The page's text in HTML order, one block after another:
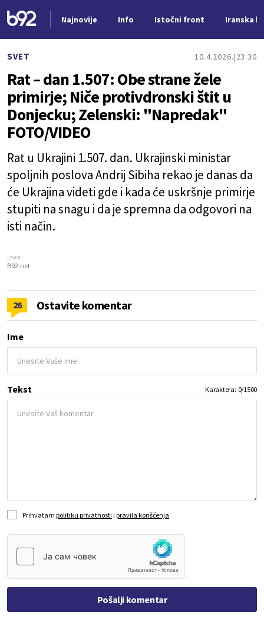
Najnovije Info Istočni front Iranska
SVET 10.4.2026. 23:30
Rat – dan 1.507: Obe strane žele
primirje; Niče protivdronski štit u
Donjecku; Zelenski: "Napredak"
FOTO/VIDEO
Rat u Ukrajini 1.507. dan. Ukrajinski ministar
spoljnih poslova Andrij Sibiha rekao je danas da
će Ukrajina videti gde i kada će uskršnje primirje
stupiti na snagu i da je spremna da odgovori na
isti način.
Izvor:
B92.net
26 Ostavite komentar
Ime
Tekst Karaktera: 0/1500
Prihvatam politiku privatnosti i pravila korišćenja
Pošalji komentar